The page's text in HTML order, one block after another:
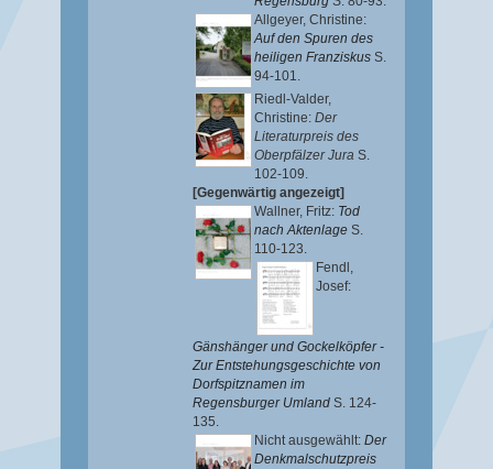
Allgeyer, Christine:
Auf den Spuren des
heiligen Franziskus S.
94-101.
Riedl-Valder,
Christine: Der
Literaturpreis des
Oberpfälzer Jura S.
102-109.
[Gegenwärtig angezeigt]
Wallner, Fritz: Tod
nach Aktenlage S.
110-123.
Fendl,
Josef:
Gänshänger und Gockelköpfer -
Zur Entstehungsgeschichte von
Dorfspitznamen im
Regensburger Umland S. 124-
135.
Nicht ausgewählt: Der
Denkmalschutzpreis